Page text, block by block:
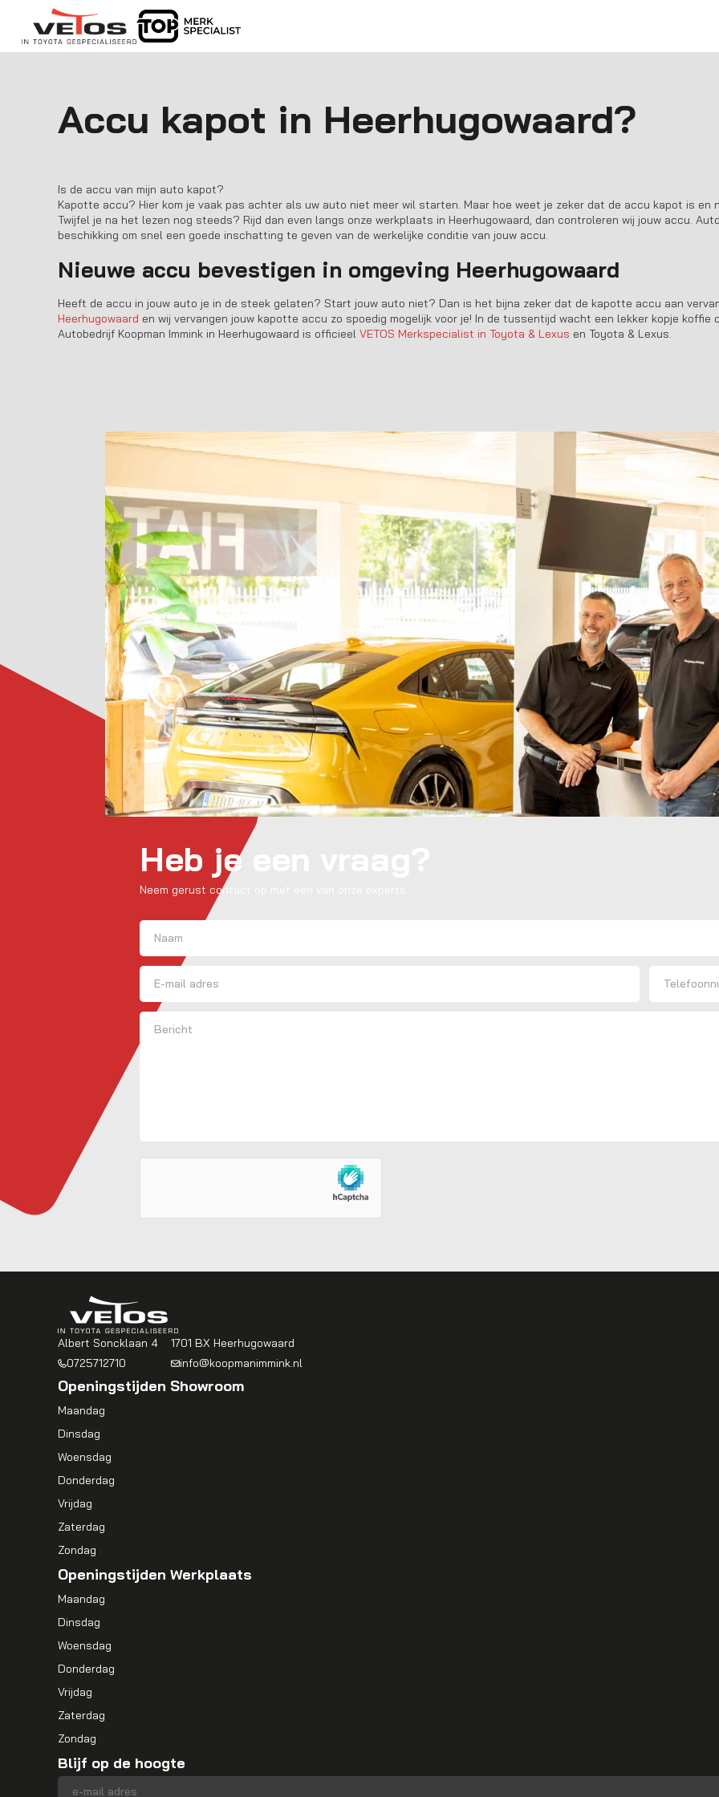
Accu kapot in Heerhugowaard?
Is de accu van mijn auto kapot?
Kapotte accu? Hier kom je vaak pas achter als uw auto niet meer wil starten. Maar hoe weet je zeker dat de accu kapot is en
Twijfel je na het lezen nog steeds? Rijd dan even langs onze werkplaats in Heerhugowaard, dan controleren wij jouw accu.
beschikking om snel een goede inschatting te geven van de werkelijke conditie van jouw accu.
Nieuwe accu bevestigen in omgeving Heerhugowaard
Heeft de accu in jouw auto je in de steek gelaten? Start jouw auto niet? Dan is het bijna zeker dat de kapotte accu aan
Heerhugowaard en wij vervangen jouw kapotte accu zo spoedig mogelijk voor je! In de tussentijd wacht een lekker kopje koffie
Autobedrijf Koopman Immink in Heerhugowaard is officieel VETOS Merkspecialist in Toyota & Lexus en Toyota & Lexus.
Heb je een vraag?
Neem gerust contact op met een van onze experts.
Naam
Voornaam
E-mailadres
Bericht
Albert Soncklaan 4
1701 BX Heerhugowaard
0725712710
info@koopmanimmink.nl
Openingstijden Showroom
Maandag
Dinsdag
Woensdag
Donderdag
Vrijdag
Zaterdag
Zondag
Openingstijden Werkplaats
Maandag
Dinsdag
Woensdag
Donderdag
Vrijdag
Zaterdag
Zondag
Blijf op de hoogte
E-mailadres